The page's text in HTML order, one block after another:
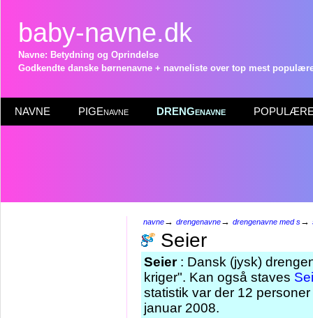
baby-navne.dk
Navne: Betydning og Oprindelse
Godkendte danske børnenavne + navneliste over top mest
NAVNE PIGEnavne DRENGenavne POPULÆRE
navne→ drengenavne→ drengenavne med s→
Seier
Seier: Dansk (jysk)
kriger". Kan også staves
statistik var der 12
januar 2008.